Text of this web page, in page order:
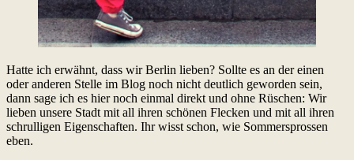
Hatte ich erwähnt, dass wir Berlin lieben? Sollte es an der einen
oder anderen Stelle im Blog noch nicht deutlich geworden sein,
dann sage ich es hier noch einmal direkt und ohne Rüschen: Wir
lieben unsere Stadt mit all ihren schönen Flecken und mit all ihren
schrulligen Eigenschaften. Ihr wisst schon, wie Sommersprossen
eben.